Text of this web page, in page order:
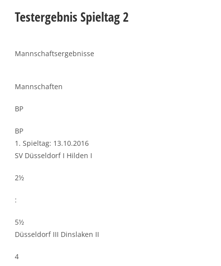
Testergebnis Spieltag 2
Mannschaftsergebnisse
Mannschaften
BP
BP
1. Spieltag: 13.10.2016
SV Düsseldorf I Hilden I
2½
:
5½
Düsseldorf III Dinslaken II
4